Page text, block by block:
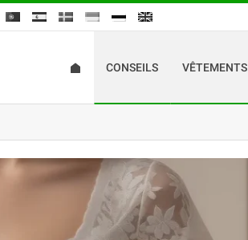
CONSEILS VÊTEMENTS